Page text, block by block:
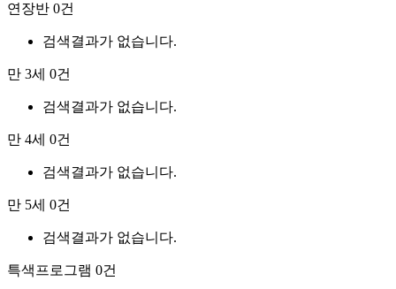
연장반 0건
검색결과가 없습니다.
만 3세 0건
검색결과가 없습니다.
만 4세 0건
검색결과가 없습니다.
만 5세 0건
검색결과가 없습니다.
특색프로그램 0건